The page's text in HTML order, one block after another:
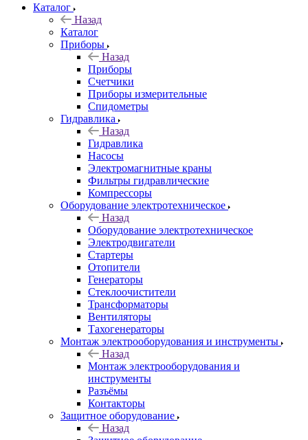
Каталог
Назад
Каталог
Приборы
Назад
Приборы
Счетчики
Приборы измерительные
Спидометры
Гидравлика
Назад
Гидравлика
Насосы
Электромагнитные краны
Фильтры гидравлические
Компрессоры
Оборудование электротехническое
Назад
Оборудование электротехническое
Электродвигатели
Стартеры
Отопители
Генераторы
Стеклоочистители
Трансформаторы
Вентиляторы
Тахогенераторы
Монтаж электрооборудования и инструменты
Назад
Монтаж электрооборудования и
инструменты
Разъёмы
Контакторы
Защитное оборудование
Назад